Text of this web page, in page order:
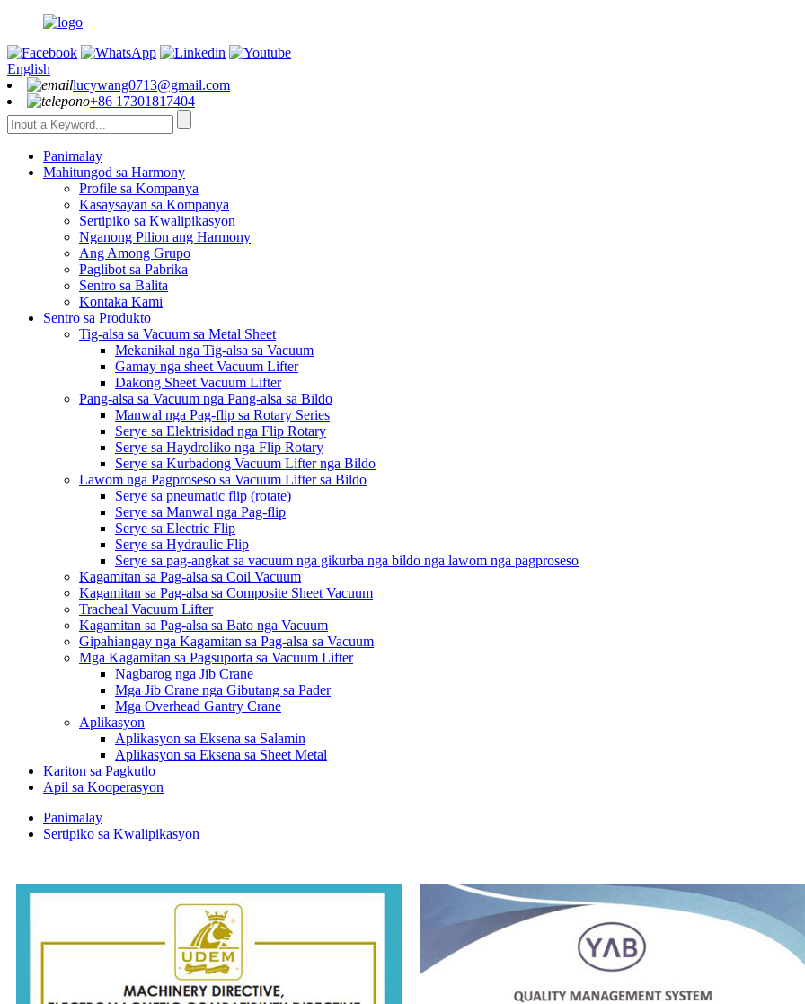
English
lucywang0713@gmail.com
+86 17301817404
Panimalay
Mahitungod sa Harmony
Profile sa Kompanya
Kasaysayan sa Kompanya
Sertipiko sa Kwalipikasyon
Nganong Pilion ang Harmony
Ang Among Grupo
Paglibot sa Pabrika
Sentro sa Balita
Kontaka Kami
Sentro sa Produkto
Tig-alsa sa Vacuum sa Metal Sheet
Mekanikal nga Tig-alsa sa Vacuum
Gamay nga sheet Vacuum Lifter
Dakong Sheet Vacuum Lifter
Pang-alsa sa Vacuum nga Pang-alsa sa Bildo
Manwal nga Pag-flip sa Rotary Series
Serye sa Elektrisidad nga Flip Rotary
Serye sa Haydroliko nga Flip Rotary
Serye sa Kurbadong Vacuum Lifter nga Bildo
Lawom nga Pagproseso sa Vacuum Lifter sa Bildo
Serye sa pneumatic flip (rotate)
Serye sa Manwal nga Pag-flip
Serye sa Electric Flip
Serye sa Hydraulic Flip
Serye sa pag-angkat sa vacuum nga gikurba nga bildo nga lawom nga pagproseso
Kagamitan sa Pag-alsa sa Coil Vacuum
Kagamitan sa Pag-alsa sa Composite Sheet Vacuum
Tracheal Vacuum Lifter
Kagamitan sa Pag-alsa sa Bato nga Vacuum
Gipahiangay nga Kagamitan sa Pag-alsa sa Vacuum
Mga Kagamitan sa Pagsuporta sa Vacuum Lifter
Nagbarog nga Jib Crane
Mga Jib Crane nga Gibutang sa Pader
Mga Overhead Gantry Crane
Aplikasyon
Aplikasyon sa Eksena sa Salamin
Aplikasyon sa Eksena sa Sheet Metal
Kariton sa Pagkutlo
Apil sa Kooperasyon
Panimalay
Sertipiko sa Kwalipikasyon